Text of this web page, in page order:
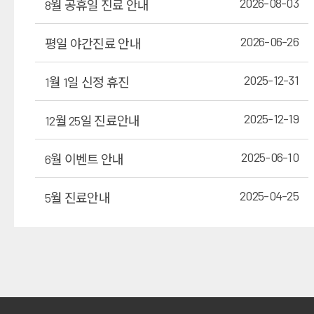
8월 공휴일 진료 안내
평일 야간진료 안내 2026-06-26
1월 1일 신정 휴진 2025-12-31
12월 25일 진료안내 2025-12-19
6월 이벤트 안내 2025-06-10
5월 진료안내 2025-04-25